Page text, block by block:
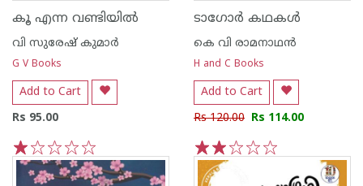
കൂ എന്ന വണ്ടിയില്‍
വി സുരേഷ് കുമാര്‍
G V Books
Add to Cart
Rs 95.00
5
4
3
2
1
ടാഗോര്‍ കഥകള്‍
കെ വി രാമനാഥന്‍
H and C Books
Add to Cart
Rs 120.00 Rs 114.00
3
2
1